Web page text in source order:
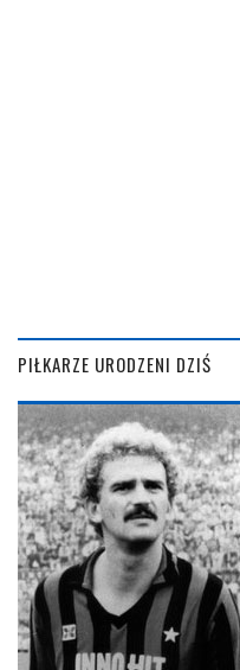
PIŁKARZE URODZENI DZIŚ